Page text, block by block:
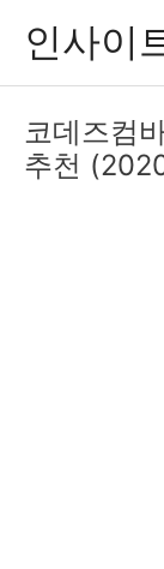
츠
인사이
코데즈컴
추천